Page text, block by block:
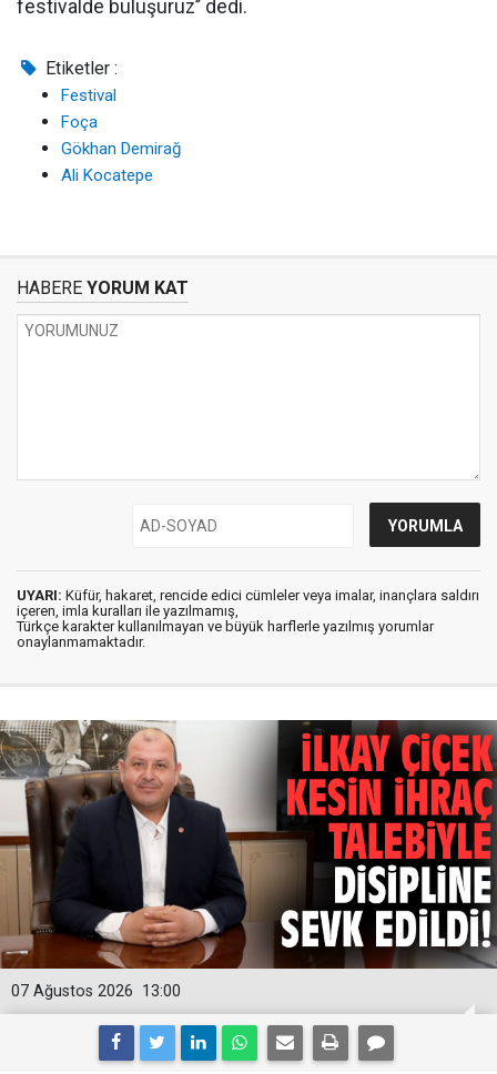
festivalde buluşuruz’’ dedi.
Etiketler :
Festival
Foça
Gökhan Demirağ
Ali Kocatepe
HABERE YORUM KAT
UYARI: Küfür, hakaret, rencide edici cümleler veya imalar, inançlara saldırı
içeren, imla kuralları ile yazılmamış,
Türkçe karakter kullanılmayan ve büyük harflerle yazılmış yorumlar
onaylanmamaktadır.
13:00
07 Ağustos 2026